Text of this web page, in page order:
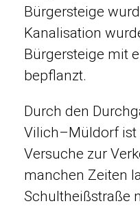
Bürgersteige
Kanalisation
Bürgersteige mit
bepflanzt.
Durch den
Vilich–Müldorf ist
Versuche zur
manchen Zeiten
Schultheißstraße